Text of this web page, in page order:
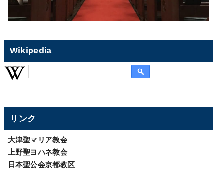
Wikipedia
リンク
大津聖マリア教会
上野聖ヨハネ教会
日本聖公会京都教区